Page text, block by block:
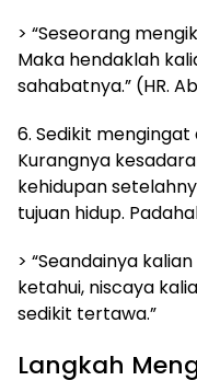
> “Seseorang
Maka hendaklah
sahabatnya.” (HR.
6. Sedikit
Kurangnya
kehidupan
tujuan hidup.
> “Seandainya
ketahui, niscaya
sedikit tertawa.”
Langkah